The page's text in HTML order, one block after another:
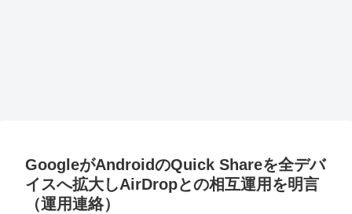
GoogleがAndroidのQuick Shareを全デバ
イスへ拡大しAirDropとの相互運用を明言
（運用連絡）